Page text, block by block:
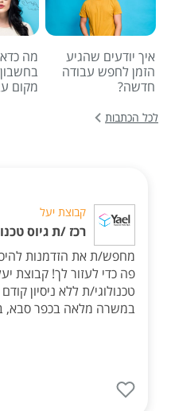
איך יודעים שהגיע
הזמן לחפש עבודה
חדשה?
מה
מקום
לכל הכתבות
קבוצת יעל
רכז /ת גיוס
מחפש/ת את הזדמנות
פה כדי לעזור לך! קבוצת
טכנולוגי/ת ללא ניסיון
במשרה מלאה בכפר סבא,